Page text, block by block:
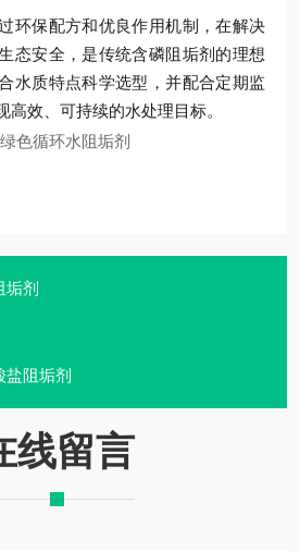
环保配方和优良作用机制，在解决
态安全，是传统含磷阻垢剂的理想
水质特点科学选型，并配合定期监
高效、可持续的水处理目标。
垢剂
盐阻垢剂
线留言